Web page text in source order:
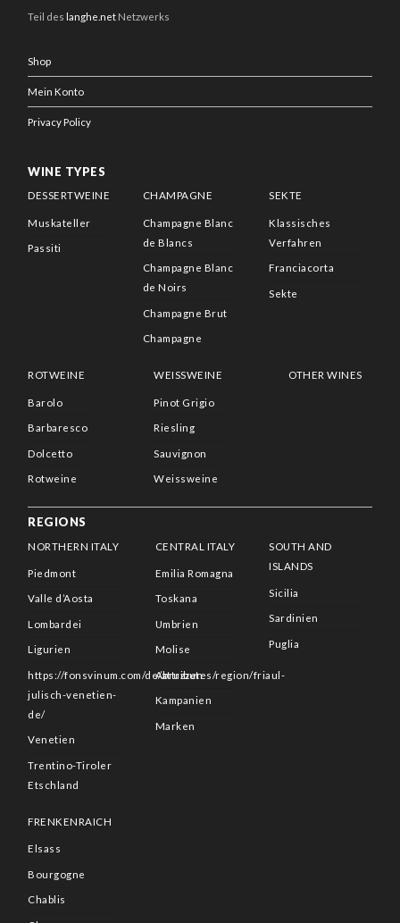
Teil des langhe.net Netzwerks
Shop
Mein Konto
Privacy Policy
WINE TYPES
DESSERTWEINE
Muskateller
Passiti
CHAMPAGNE
Champagne Blanc
de Blancs
Champagne Blanc
de Noirs
Champagne Brut
Champagne
SEKTE
Klassisches
Verfahren
Franciacorta
Sekte
ROTWEINE
Barolo
Barbaresco
Dolcetto
Rotweine
WEISSWEINE
Pinot Grigio
Riesling
Sauvignon
Weissweine
OTHER WINES
REGIONS
NORTHERN ITALY
Piedmont
Valle d’Aosta
Lombardei
Ligurien
https://fonsvinum.com/de/attributes/region/friaul-
julisch-venetien-
de/
Venetien
Trentino-Tiroler
Etschland
CENTRAL ITALY
Emilia Romagna
Toskana
Umbrien
Molise
Abruzzen
Kampanien
Marken
SOUTH AND
ISLANDS
Sicilia
Sardinien
Puglia
FRENKENRAICH
Elsass
Bourgogne
Chablis